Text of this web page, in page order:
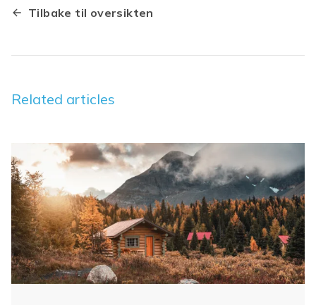
Tilbake til oversikten
Related articles